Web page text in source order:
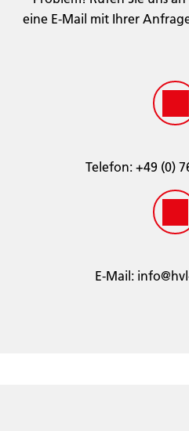
eine E-Mail mit Ihrer
Telefon:­+49 (0)
E-Mail: